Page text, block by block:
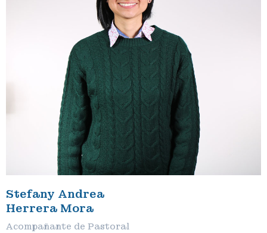
Stefany Andrea
Herrera Mora
Acompañante de Pastoral